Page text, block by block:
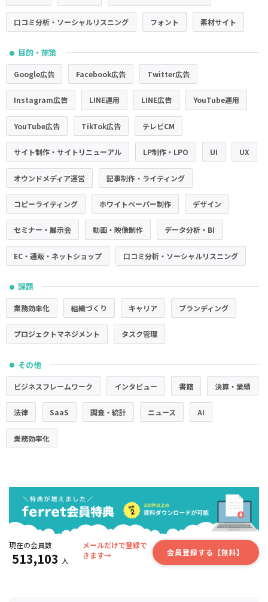
口コミ分析・ソーシャルリスニング フォント 素材サイト
● 目的・施策
Google広告 Facebook広告 Twitter広告
Instagram広告 LINE運用 LINE広告 YouTube運用
YouTube広告 TikTok広告 テレビCM
サイト制作・サイトリニューアル LP制作・LPO UI UX
オウンドメディア運営 記事制作・ライティング
コピーライティング ホワイトペーパー制作 デザイン
セミナー・展示会 動画・映像制作 データ分析・BI
EC・通販・ネットショップ 口コミ分析・ソーシャルリスニング
● 課題
業務効率化 組織づくり キャリア ブランディング
プロジェクトマネジメント タスク管理
● その他
ビジネスフレームワーク インタビュー 書籍 決算・業績
法律 SaaS 調査・統計 ニュース AI
業務効率化
現在の会員数
513,103 人
メールだけで登録で
きます→
会員登録する【無料】